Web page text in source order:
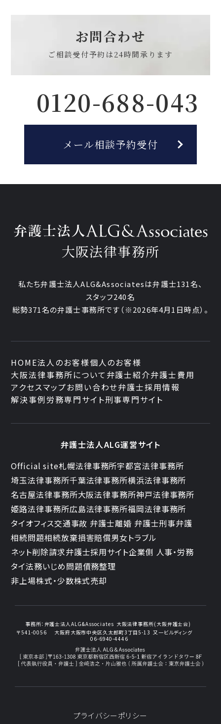
お問合わせ
ご相談受付予約は24時間承ります
0120-688-043
メール相談予約受付
大阪法律事務所
私たち弁護士法人ALG&Associatesは弁護士131名、
スタッフ240名
総勢371名の弁護士事務所です （※2026年4月1日時点）。
HOME法人のお客様個人のお客様
大阪法律事務所について 弁護士紹介弁護士費用
アクセスマップお問い合わせ弁護士採用情報
解決事例労務専門サイト刑事専門サイト
弁護士法人ALG運営サイト
Official site札幌法律事務所宇都宮法律事務所
埼玉法律事務所千葉法律事務所横浜法律事務所
名古屋法律事務所大阪法律事務所神戸法律事務所
姫路法律事務所広島法律事務所福岡法律事務所
タイオフィス交通事故 弁護士離婚 弁護士刑事弁護
相続問題相続放棄損害賠償男女トラブル
ネット削除請求弁護士採用サイト企業側 人事・労務
タイ法務いじめ問題債務整理
非上場株式・少数株式売却
事務所： 弁護士法人ALG&Associates 大阪法律事務所(大阪弁護士会)
〒541-0056
大阪府大阪市中央区久太郎町3丁目5-13 又一ビルディング
06-6940-4446
プライバシーポリシー